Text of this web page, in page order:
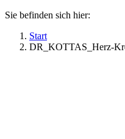
Sie befinden sich hier:
Start
DR_KOTTAS_Herz-